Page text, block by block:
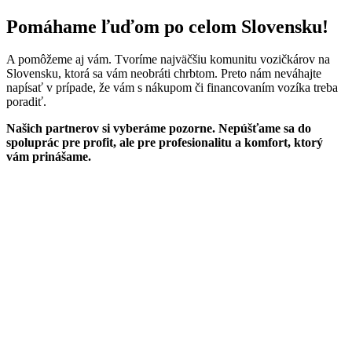
Pomáhame ľuďom po celom Slovensku!
A pomôžeme aj vám. Tvoríme najväčšiu komunitu vozičkárov na
Slovensku, ktorá sa vám neobráti chrbtom. Preto nám neváhajte
napísať v prípade, že vám s nákupom či financovaním vozíka treba
poradiť.
Našich partnerov si vyberáme pozorne. Nepúšťame sa do
spoluprác pre profit, ale pre profesionalitu a komfort, ktorý
vám prinášame.